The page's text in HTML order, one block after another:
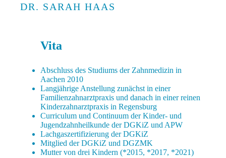
DR. SARAH HAAS
Vita
Abschluss des Studiums der Zahnmedizin in
Aachen 2010
Langjährige Anstellung zunächst in einer
Familienzahnarztpraxis und danach in einer reinen
Kinderzahnarztpraxis in Regensburg
Curriculum und Continuum der Kinder- und
Jugendzahnheilkunde der DGKiZ und APW
Lachgaszertifizierung der DGKiZ
Mitglied der DGKiZ und DGZMK
Mutter von drei Kindern (*2015, *2017, *2021)